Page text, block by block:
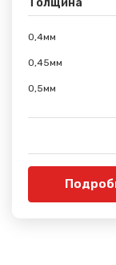
0,4мм
0,45мм
0,5мм